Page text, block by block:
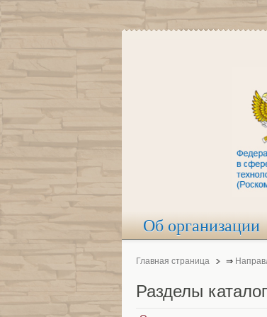
Об организации
Главная страница ⇒
Разделы